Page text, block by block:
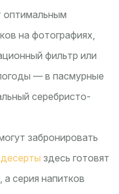
оптимальным
на фотографиях,
фильтр или
— в пасмурные
серебристо-
забронировать
десерты здесь готовят
серия напитков